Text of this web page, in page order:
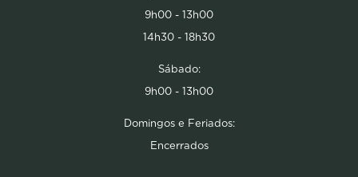
9h00 - 13h00
14h30 - 18h30
Sábado:
9h00 - 13h00
Domingos e Feriados:
Encerrados